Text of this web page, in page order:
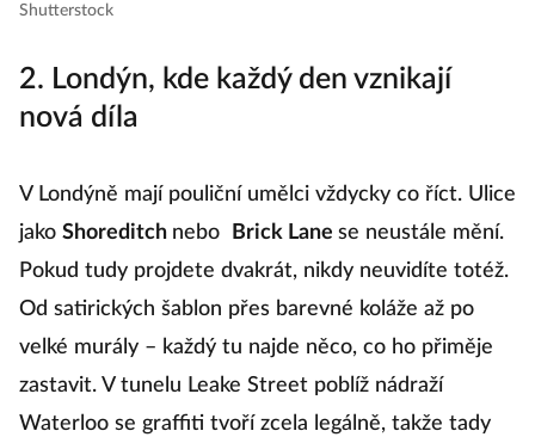
Shutterstock
2. Londýn, kde každý den vznikají
nová díla
V Londýně mají pouliční umělci vždycky co říct. Ulice
jako Shoreditch nebo Brick Lane se neustále mění.
Pokud tudy projdete dvakrát, nikdy neuvidíte totéž.
Od satirických šablon přes barevné koláže až po
velké murály – každý tu najde něco, co ho přiměje
zastavit. V tunelu Leake Street poblíž nádraží
Waterloo se graffiti tvoří zcela legálně, takže tady